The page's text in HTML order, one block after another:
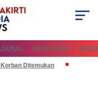
KESEHATAN
Ditemukan